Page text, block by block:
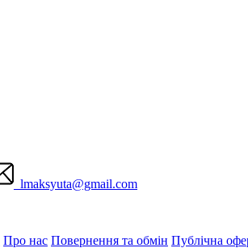
lmaksyuta@gmail.com
Про нас Повернення та обмін Публічна